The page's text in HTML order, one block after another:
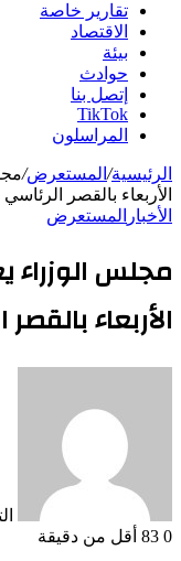
تقارير خاصة
الاقتصاد
بيئة
حوادث
إتصل بنا
TikTok
المراسلون
الرئيسية/ المستعرض/
الأربعاء بالقصر الرئاسي
الأخبار المستعرض
مجلس الوزراء
الأربعاء
0
أقل من دقيقة